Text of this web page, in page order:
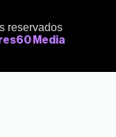
reservados
Media